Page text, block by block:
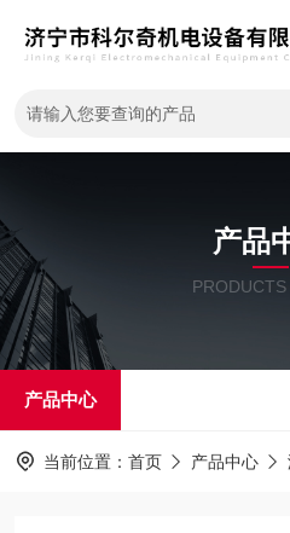
产品
产品中心
当前位置： 首页 产品中心